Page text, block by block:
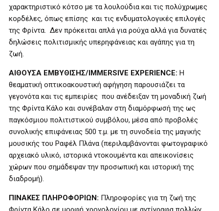
χαρακτηριστικό κότσο με τα λουλούδια και τις πολύχρωμες
κορδέλες, όπως επίσης και τις ενδυματολογικές επιλογές
της Φρίντα. Δεν πρόκειται απλά για ρούχα αλλά για δυνατές
δηλώσεις πολιτισμικής υπερηφάνειας και αγάπης για τη
ζωή.
ΑΙΘΟΥΣΑ ΕΜΒΥΘΙΣΗΣ/IMMERSIVE EXPERIENCE: Η
θεαματική οπτικοακουστική αφήγηση παρουσιάζει τα
γεγονότα και τις εμπειρίες που ανέδειξαν τη μοναδική ζωή
της Φρίντα Κάλο και συνέβαλαν στη διαμόρφωσή της ως
παγκόσμιου πολιτιστικού συμβόλου, μέσα από προβολές
συνολικής επιφάνειας 500 τ.μ. με τη συνοδεία της μαγικής
μουσικής του Ραφέλ Πλάνα (περιλαμβάνονται φωτογραφικό
αρχειακό υλικό, ιστορικά ντοκουμέντα και απεικονίσεις
χώρων που σημάδεψαν την προσωπική και ιστορική της
διαδρομή).
ΠΙΝΑΚΕΣ ΠΛΗΡΟΦΟΡΙΩΝ: Πληροφορίες για τη ζωή της